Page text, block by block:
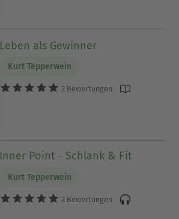
Leben als Gewinner
Kurt Tepperwein
2 Bewertungen
Inner Point - Schlank & Fit
Kurt Tepperwein
2 Bewertungen